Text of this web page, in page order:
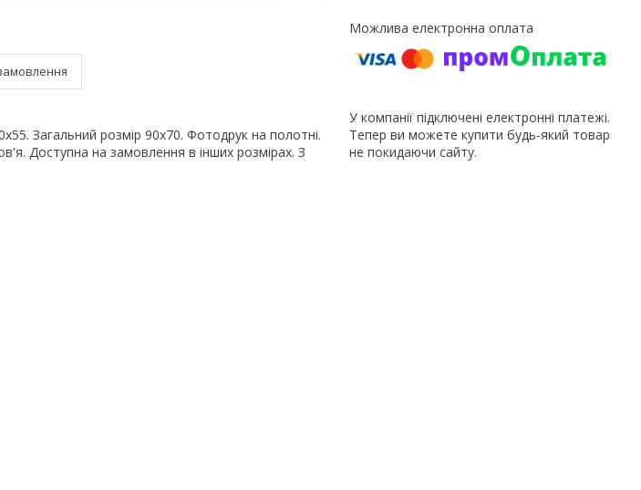
Загальний розмір 90х70. Фотодрук на полотні.
Доступна на замовлення в інших розмірах. З
У компанії підключені електронні платежі.
Тепер ви можете купити будь-який товар
не покидаючи сайту.